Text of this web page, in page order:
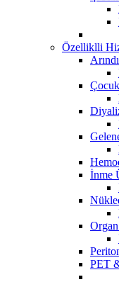
Özelliklli
İnme
PET